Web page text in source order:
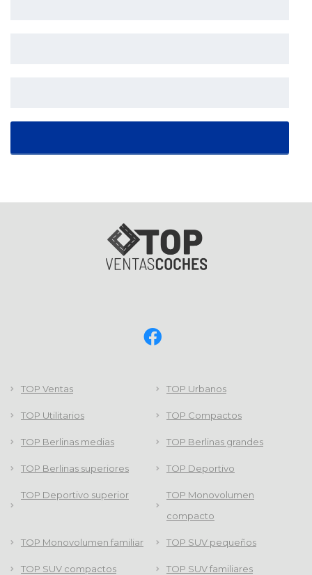
TOP Ventas TOP Urbanos
TOP Utilitarios TOP Compactos
TOP Berlinas medias TOP Berlinas grandes
TOP Berlinas superiores TOP Deportivo
TOP Deportivo superior
TOP Monovolumen
compacto
TOP Monovolumen familiar TOP SUV pequeños
TOP SUV compactos TOP SUV familiares